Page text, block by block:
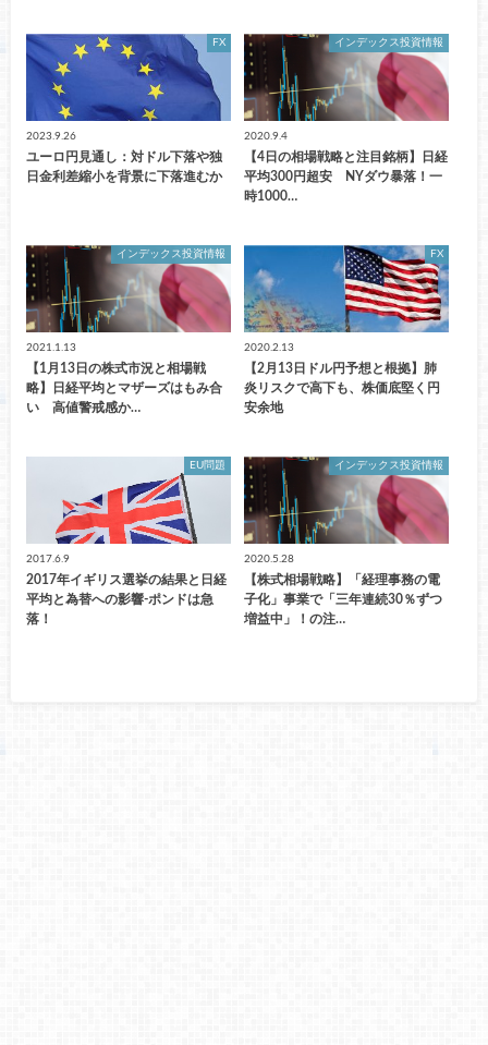
FX
2023.9.26
ユーロ円見通し：対ドル下落や独
日金利差縮小を背景に下落進むか
インデックス投資情報
2020.9.4
【4日の相場戦略と注目銘柄】日経
平均300円超安 NYダウ暴落！一
時1000…
インデックス投資情報
2021.1.13
【1月13日の株式市況と相場戦
略】日経平均とマザーズはもみ合
い 高値警戒感か…
FX
2020.2.13
【2月13日ドル円予想と根拠】肺
炎リスクで高下も、株価底堅く円
安余地
EU問題
2017.6.9
2017年イギリス選挙の結果と日経
平均と為替への影響-ポンドは急
落！
インデックス投資情報
2020.5.28
【株式相場戦略】「経理事務の電
子化」事業で「三年連続30％ずつ
増益中」！の注…